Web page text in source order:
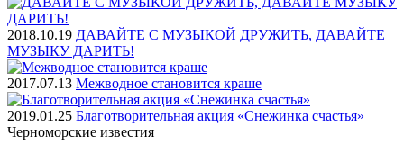
2018.10.19 ДАВАЙТЕ С МУЗЫКОЙ ДРУЖИТЬ, ДАВАЙТЕ
МУЗЫКУ ДАРИТЬ!
2017.07.13 Межводное становится краше
2019.01.25 Благотворительная акция «Снежинка счастья»
Черноморские известия